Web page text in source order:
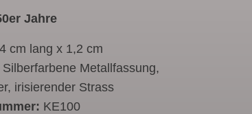
Jahre
cm lang x 1,2 cm
Silberfarbene Metallfassung,
irisierender Strass
KE100